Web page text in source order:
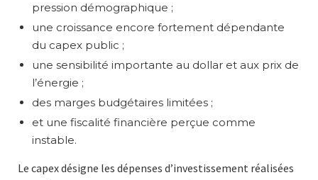
pression démographique ;
une croissance encore fortement dépendante
du capex public ;
une sensibilité importante au dollar et aux prix de
l’énergie ;
des marges budgétaires limitées ;
et une fiscalité financière perçue comme
instable.
Le capex désigne les dépenses d’investissement réalisées